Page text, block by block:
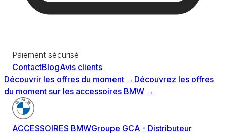
Paiement sécurisé
ContactBlogAvis clients
Découvrir les offres du moment → Découvrez les offres
du moment sur les accessoires BMW →
ACCESSOIRES BMWGroupe GCA - Distributeur